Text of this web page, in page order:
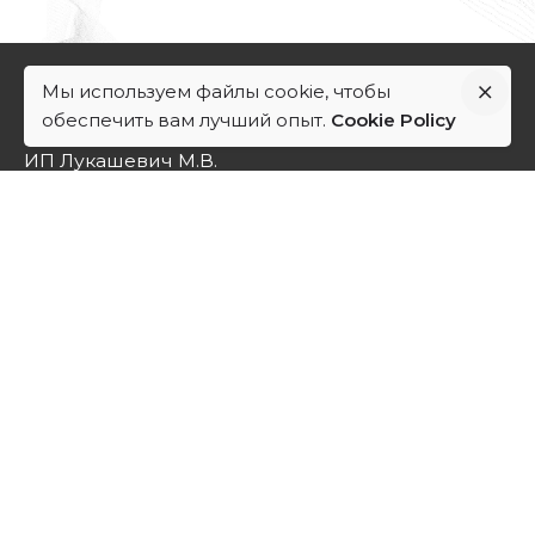
Мария Атом
ИП Лукашевич М.В.
Мы используем файлы cookie, чтобы
обеспечить вам лучший опыт. Cookie Policy